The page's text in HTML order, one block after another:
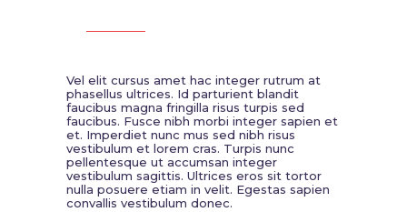
Vel elit cursus amet hac integer rutrum at
phasellus ultrices. Id parturient blandit
faucibus magna fringilla risus turpis sed
faucibus. Fusce nibh morbi integer sapien et
et. Imperdiet nunc mus sed nibh risus
vestibulum et lorem cras. Turpis nunc
pellentesque ut accumsan integer
vestibulum sagittis. Ultrices eros sit tortor
nulla posuere etiam in velit. Egestas sapien
convallis vestibulum donec.